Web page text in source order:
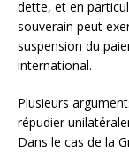
dette, et en
souverain peut
suspension du
international.
Plusieurs
répudier
Dans le cas de la